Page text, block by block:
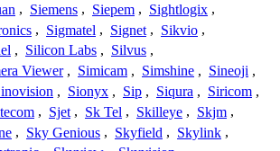
, Siemens , Siepem , Sightlogix ,
, Sigmatel , Signet , Sikvio ,
, Silicon Labs , Silvus ,
Viewer , Simicam , Simshine , Sineoji ,
, Sionyx , Sip , Siqura , Siricom ,
, Sjet , Sk Tel , Skilleye , Skjm ,
, Sky Genious , Skyfield , Skylink ,